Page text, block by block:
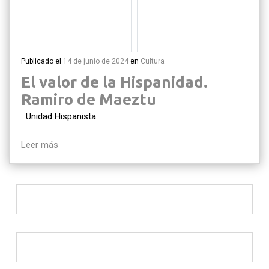
Publicado el 14 de junio de 2024 en Cultura
El valor de la Hispanidad.
Ramiro de Maeztu
Unidad Hispanista
Leer más